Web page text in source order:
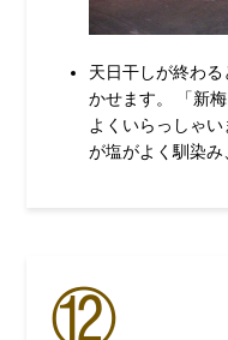
天日干しが終わ
かせます。 「新
よくいらっしゃ
が塩がよく馴染み
⑫